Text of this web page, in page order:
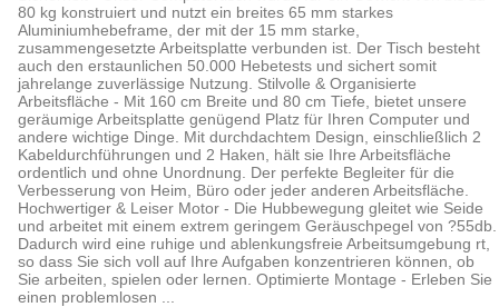
80 kg konstruiert und nutzt ein breites 65 mm starkes
Aluminiumhebeframe, der mit der 15 mm starke,
zusammengesetzte Arbeitsplatte verbunden ist. Der Tisch besteht
auch den erstaunlichen 50.000 Hebetests und sichert somit
jahrelange zuverlässige Nutzung. Stilvolle & Organisierte
Arbeitsfläche - Mit 160 cm Breite und 80 cm Tiefe, bietet unsere
geräumige Arbeitsplatte genügend Platz für Ihren Computer und
andere wichtige Dinge. Mit durchdachtem Design, einschließlich 2
Kabeldurchführungen und 2 Haken, hält sie Ihre Arbeitsfläche
ordentlich und ohne Unordnung. Der perfekte Begleiter für die
Verbesserung von Heim, Büro oder jeder anderen Arbeitsfläche.
Hochwertiger & Leiser Motor - Die Hubbewegung gleitet wie Seide
und arbeitet mit einem extrem geringem Geräuschpegel von ?55db.
Dadurch wird eine ruhige und ablenkungsfreie Arbeitsumgebung rt,
so dass Sie sich voll auf Ihre Aufgaben konzentrieren können, ob
Sie arbeiten, spielen oder lernen. Optimierte Montage - Erleben Sie
einen problemlosen ...